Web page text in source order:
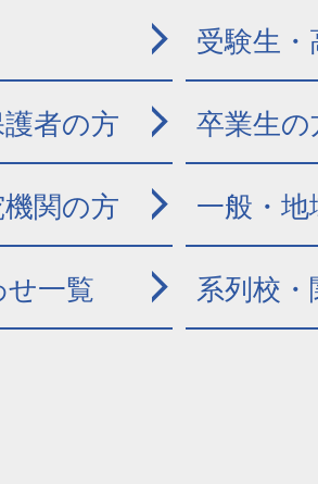
受験生
者の方 卒業生の
関の方 一般・地
せ一覧 系列校